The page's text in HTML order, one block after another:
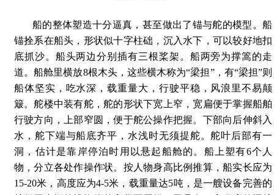
船的整体塑造十分逼真，甚至做出了锚与舵的模型。船
锚拴系在船头，形状似十字柱础，沉入水下，可以较好地扣
底抓沙。船头两边分别插有三根桨架。船两旁为撑篙的走
道。船舱里横放8根木头，这些横木称为“梁担”，有“梁担”则
船体坚实，吃水深，载重量大，行驶平稳，风浪里不易颠
簸。舵楼中装有舵，舵的形状下宽上窄，宽扁便于掌握船舶
行驶方向，上部窄圆，便于舵公操作把握。下部向后伸斜入
水，舵下端与船底齐平，水浅时无须提舵。舵叶后部有一
洞，估计是靠岸停泊时用以悬起船舱的。船上塑有6个人
物，分立各处作操作状。按人物身高比例推算，船实长应为
15-20米，高度应为4-5米，载重量达5吨，是一艘设备完善的